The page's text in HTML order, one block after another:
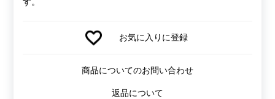
す。
お気に入りに登録
商品についてのお問い合わせ
返品について